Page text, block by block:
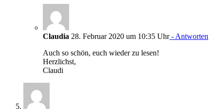
Claudia 28. Februar 2020 um 10:35 Uhr- Antworten
Auch so schön, euch wieder zu lesen!
Herzlichst,
Claudi